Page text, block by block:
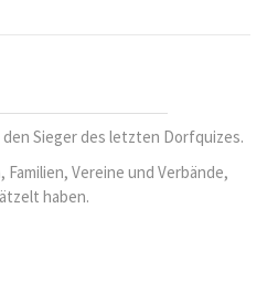
Sieger des letzten Dorfquizes.
Familien, Vereine und Verbände,
haben.